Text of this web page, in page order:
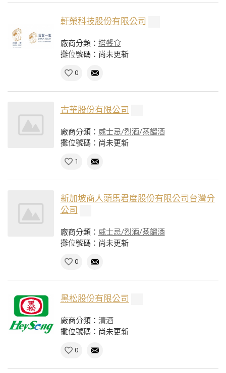
軒榮科技股份有限公司
廠商分類： 搭餐食
攤位號碼：尚未更新
0
古華股份有限公司
廠商分類： 威士忌/烈酒/蒸餾酒
攤位號碼：尚未更新
1
新加坡商人頭馬君度股份有限公司台灣分
公司
廠商分類： 威士忌/烈酒/蒸餾酒
攤位號碼：尚未更新
0
黑松股份有限公司
廠商分類： 清酒
攤位號碼：尚未更新
0